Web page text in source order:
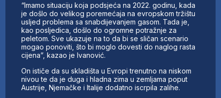
“Imamo situaciju koja podsjeća na 2022. godinu, kada
je došlo do velikog poremećaja na evropskom tržištu
usljed problema sa snabdijevanjem gasom. Tada je,
kao posljedica, došlo do ogromne potražnje za
peletom. Sve ukazuje na to da bi se sličan scenario
mogao ponoviti, što bi moglo dovesti do naglog rasta
cijena”, kazao je Ivanović.
On ističe da su skladišta u Evropi trenutno na niskom
nivou te da je duga i hladna zima u zemljama poput
Austrije, Njemačke i Italije dodatno iscrpila zalihe.